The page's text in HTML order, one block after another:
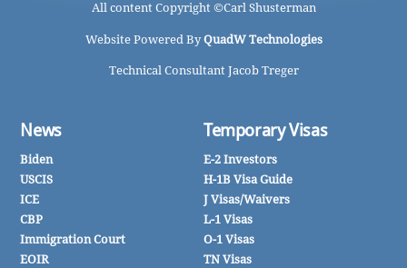
All content Copyright ©Carl Shusterman
Website Powered ByQuadW Technologies
Technical Consultant Jacob Treger
News
Biden
USCIS
ICE
CBP
Immigration Court
EOIR
Temporary Visas
E-2 Investors
H-1B Visa Guide
J Visas/Waivers
L-1 Visas
O-1 Visas
TN Visas